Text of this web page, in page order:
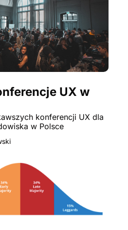
UX w
konferencji UX dla
w Polsce